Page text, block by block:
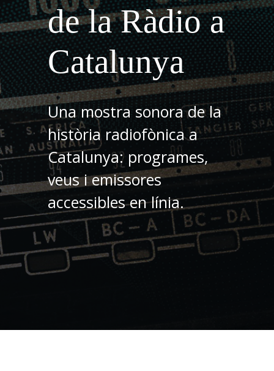
de la Ràdio a
Catalunya
Una mostra sonora de la
història radiofònica a
Catalunya: programes,
veus i emissores
accessibles en línia.